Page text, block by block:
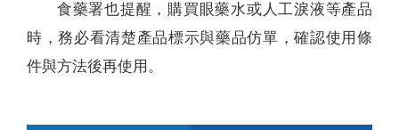
食藥署也提醒，購買眼藥水或人工淚液等產品
時，務必看清楚產品標示與藥品仿單，確認使用條
件與方法後再使用。